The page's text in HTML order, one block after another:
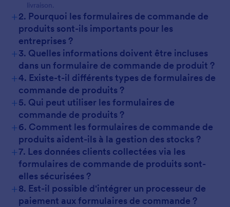
livraison.
+2. Pourquoi les formulaires de commande de
produits sont-ils importants pour les
entreprises ?
+3. Quelles informations doivent être incluses
dans un formulaire de commande de produit ?
+4. Existe-t-il différents types de formulaires de
commande de produits ?
+5. Qui peut utiliser les formulaires de
commande de produits ?
+6. Comment les formulaires de commande de
produits aident-ils à la gestion des stocks ?
+7. Les données clients collectées via les
formulaires de commande de produits sont-
elles sécurisées ?
+8. Est-il possible d'intégrer un processeur de
paiement aux formulaires de commande ?